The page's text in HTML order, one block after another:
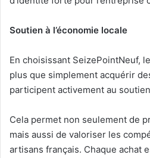
Soutien à l’économie locale
En choisissant SeizePointNeuf,
plus que simplement acquérir
participent activement au
Cela permet non seulement de
mais aussi de valoriser les
artisans français. Chaque achat